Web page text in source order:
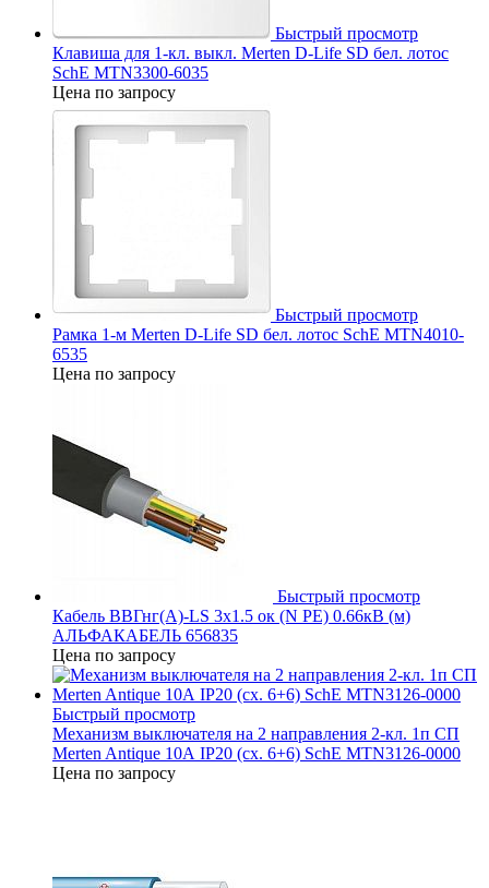
Быстрый просмотр
Клавиша для 1-кл. выкл. Merten D-Life SD бел. лотос
SchE MTN3300-6035
Цена по запросу
Быстрый просмотр
Рамка 1-м Merten D-Life SD бел. лотос SchE MTN4010-
6535
Цена по запросу
Быстрый просмотр
Кабель ВВГнг(А)-LS 3х1.5 ок (N PE) 0.66кВ (м)
АЛЬФАКАБЕЛЬ 656835
Цена по запросу
Быстрый просмотр
Механизм выключателя на 2 направления 2-кл. 1п СП
Merten Antique 10А IP20 (сх. 6+6) SchE MTN3126-0000
Цена по запросу